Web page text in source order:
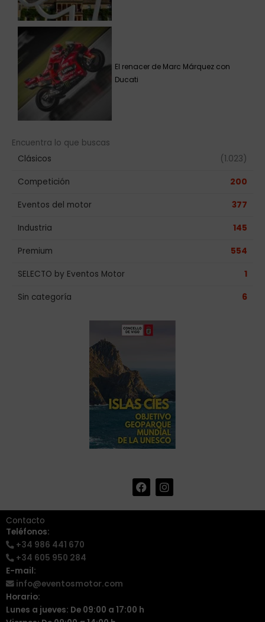
El renacer de Marc Márquez con
Ducati
Encuentra lo que buscas
Clásicos
(1.023)
Competición 200
Eventos del motor 377
Industria 145
Premium 554
SELECTO by Eventos Motor 1
Sin categoría 6
F
a
e
I
n
t
Contacto
Teléfonos:
+34 986 441 670
+34 605 950 284
E-mail:
info@eventosmotor.com
Horario:
Lunes a jueves: De 09:00 a 17:00 h